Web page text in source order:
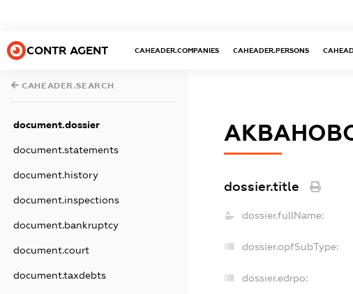
CONTR AGENT CAHEADER.COMPANIES CAHEADER.PERSONS
CAHEADER.SEARCH
document.dossier
document.statements
document.history
document.inspections
document.bankruptcy
document.court
document.taxdebts
dossier.title
dossier.fullName:
dossier.opfSubType:
dossier.edrpo: